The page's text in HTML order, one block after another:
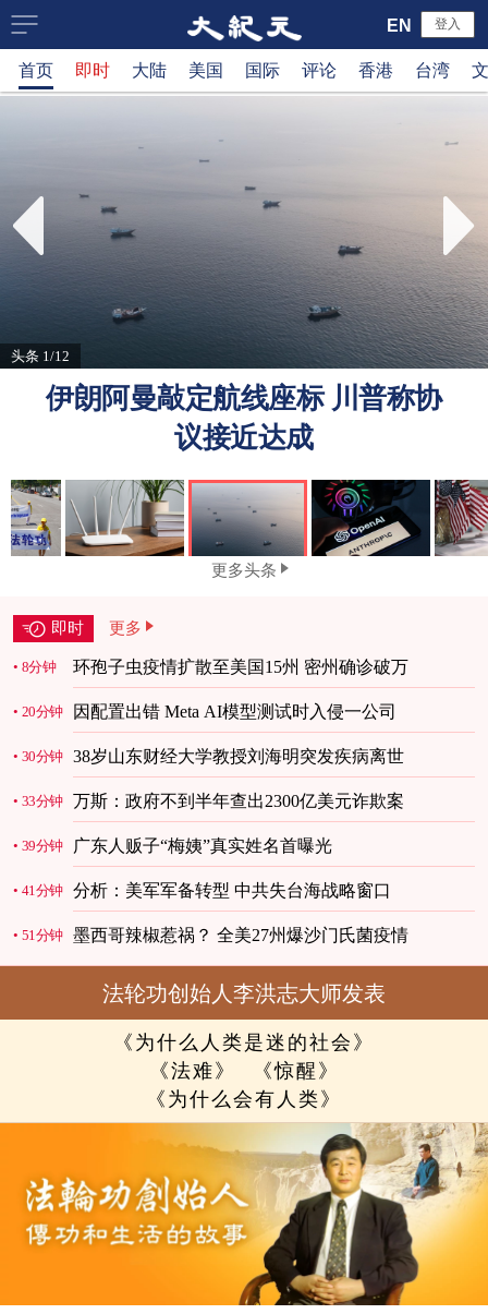
大
纪
新
闻
网
登入
EN
首页 即时 大陆 美国 国际 评论 香港 台湾
头条 1/12
伊朗阿曼敲定航线座标 川普称协
议接近达成
更多头条
即时 更多
8分钟 环孢子虫疫情扩散至美国15州 密州确诊破万
20分钟 因配置出错 Meta AI模型测试时入侵一公司
30分钟 38岁山东财经大学教授刘海明突发疾病离世
33分钟 万斯：政府不到半年查出2300亿美元诈欺案
39分钟 广东人贩子“梅姨”真实姓名首曝光
41分钟 分析：美军军备转型 中共失台海战略窗口
51分钟 墨西哥辣椒惹祸？ 全美27州爆沙门氏菌疫情
法轮功创始人李洪志大师发表
《为什么人类是迷的社会》
《法难》
《惊醒》
《为什么会有人类》